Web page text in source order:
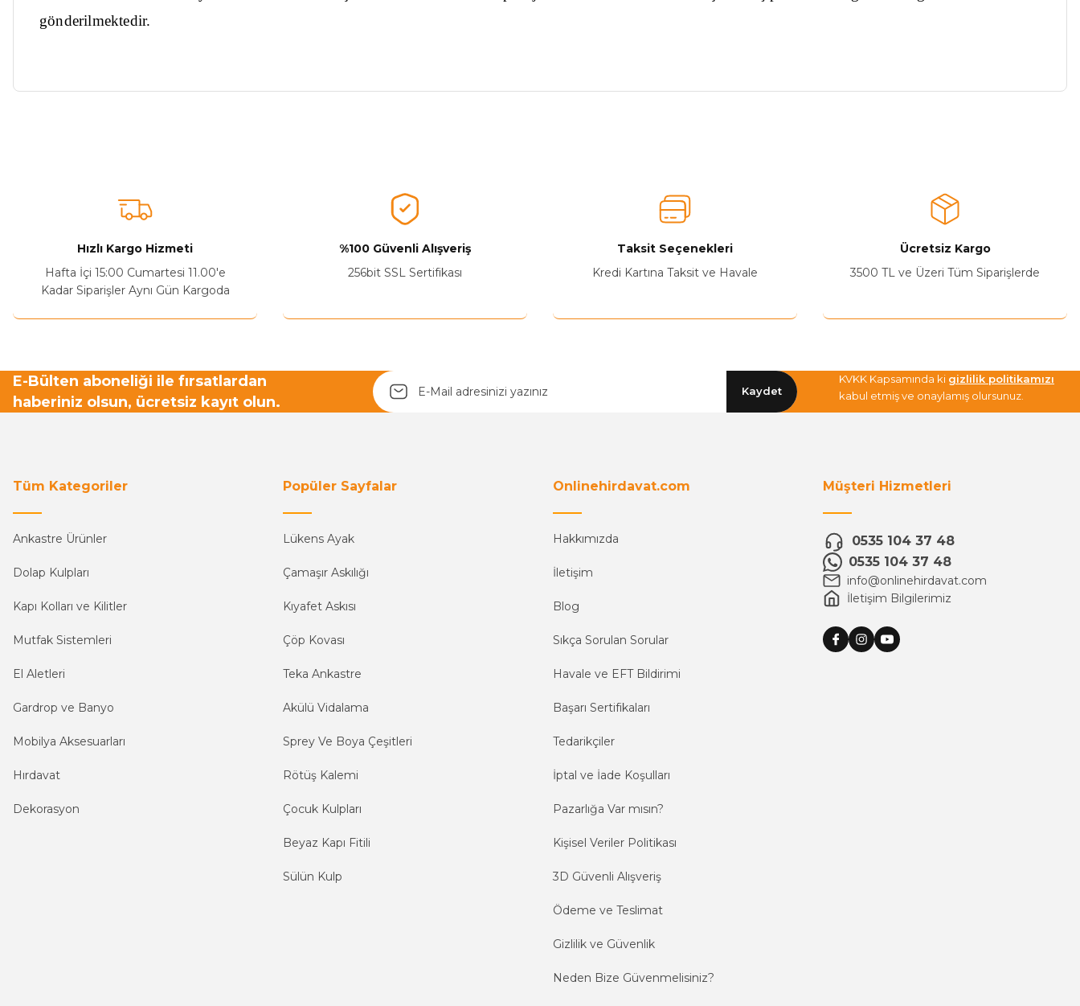
gönderilmektedir.
Ürün açıklamasında eksik bilgiler bulunuyor.
Bu ürüne benzer farklı alternatifler olmalı.
Yetkiliye Gönder
Hızlı Kargo Hizmeti
Hafta İçi 15:00 Cumartesi 11.00'e
Kadar Siparişler Aynı Gün Kargoda
%100 Güvenli Alışveriş
256bit SSL Sertifikası
Taksit Seçenekleri
Kredi Kartına Taksit ve Havale
Ücretsiz Kargo
3500 TL ve Üzeri Tüm Siparişlerde
E-Bülten aboneliği ile fırsatlardan
haberiniz olsun, ücretsiz kayıt olun.
Kaydet
KVKK Kapsamında ki gizlilik politikamızı
kabul etmiş ve onaylamış olursunuz.
Tüm Kategoriler
Ankastre Ürünler
Dolap Kulpları
Kapı Kolları ve Kilitler
Mutfak Sistemleri
El Aletleri
Gardrop ve Banyo
Mobilya Aksesuarları
Hırdavat
Dekorasyon
Popüler Sayfalar
Lükens Ayak
Çamaşır Askılığı
Kıyafet Askısı
Çöp Kovası
Teka Ankastre
Akülü Vidalama
Sprey Ve Boya Çeşitleri
Rötüş Kalemi
Çocuk Kulpları
Beyaz Kapı Fitili
Sülün Kulp
Onlinehirdavat.com
Hakkımızda
İletişim
Blog
Sıkça Sorulan Sorular
Havale ve EFT Bildirimi
Başarı Sertifikaları
Tedarikçiler
İptal ve İade Koşulları
Pazarlığa Var mısın?
Kişisel Veriler Politikası
3D Güvenli Alışveriş
Ödeme ve Teslimat
Gizlilik ve Güvenlik
Neden Bize Güvenmelisiniz?
Müşteri Hizmetleri
0535 104 37 48
0535 104 37 48
info@onlinehirdavat.com
İletişim Bilgilerimiz